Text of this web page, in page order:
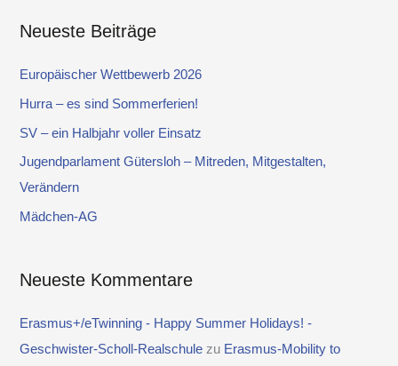
h
e
c
h
:
Neueste Beiträge
Europäischer Wettbewerb 2026
Hurra – es sind Sommerferien!
SV – ein Halbjahr voller Einsatz
Jugendparlament Gütersloh – Mitreden, Mitgestalten,
Verändern
Mädchen-AG
Neueste Kommentare
Erasmus+/eTwinning - Happy Summer Holidays! -
Geschwister-Scholl-Realschule zu Erasmus-Mobility to